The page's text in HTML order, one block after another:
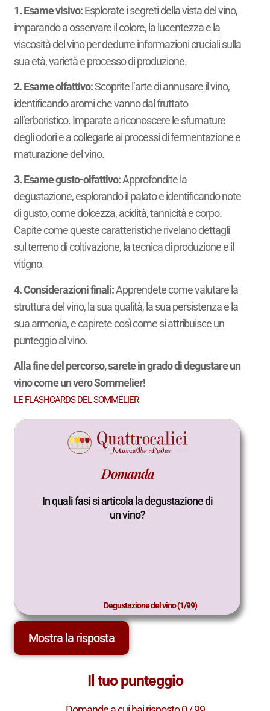
Il tuo punteggio
1. Esame visivo:Esplorate i segreti della vista del vino,
imparando a osservare il colore, la lucentezza e la
viscosità del vino per dedurre informazioni cruciali sulla
sua età, varietà e processo di produzione.
2. Esame olfattivo:Scoprite l’arte di annusare il vino,
identificando aromi che vanno dal fruttato
all’erboristico. Imparate a riconoscere le sfumature
degli odori e a collegarle ai processi di fermentazione e
maturazione del vino.
3. Esame gusto-olfattivo:Approfondite la
degustazione, esplorando il palato e identificando note
di gusto, come dolcezza, acidità, tannicità e corpo.
Capite come queste caratteristiche rivelano dettagli
sul terreno di coltivazione, la tecnica di produzione e il
vitigno.
4. Considerazioni finali:Apprendete come valutare la
struttura del vino, la sua qualità, la sua persistenza e la
sua armonia, e capirete così come si attribuisce un
punteggio al vino.
Alla fine del percorso, sarete in grado di degustare un
vino come un vero Sommelier!
LE FLASHCARDS DEL SOMMELIER
Domanda
In quali fasi si articola la degustazione di
un vino?
Degustazione del vino (1/99)
Risposta
Esame visivo, Esame Olfattivo, Esame
Gusto-Olfattivo, Considerazioni finali.
Degustazione del vino (1/99)
Mostra la risposta